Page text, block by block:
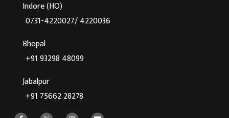
Indore (HO)
0731-4220027/ 4220036
Bhopal
+91 93298 48099
Jabalpur
+91 75662 28278